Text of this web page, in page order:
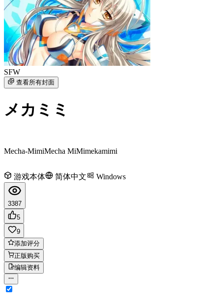
SFW
查看所有封面
メカミミ
Mecha-MimiMecha MiMimekamimi
游戏本体 简体中文 Windows
3387
5
9
添加评分
正版购买
编辑资料